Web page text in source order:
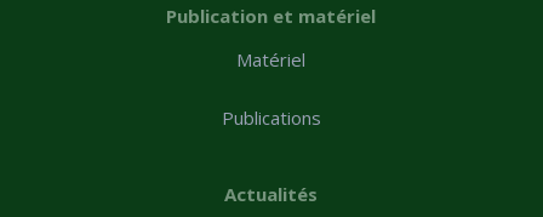
Publication et matériel
Matériel
Publications
Actualités